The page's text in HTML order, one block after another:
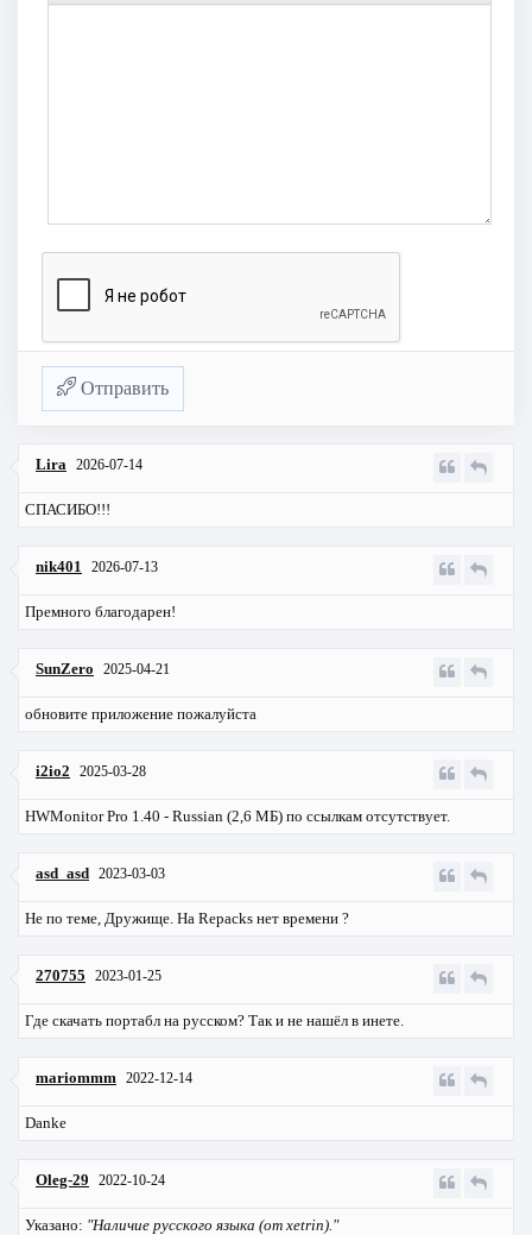
Отправить
Lira 2026-07-14
СПАСИБО!!!
nik401 2026-07-13
Премного благодарен!
SunZero 2025-04-21
обновите приложение пожалуйста
i2io2 2025-03-28
HWMonitor Pro 1.40 - Russian (2,6 МБ) по ссылкам отсутствует.
asd_asd 2023-03-03
Не по теме, Дружище. На Repacks нет времени ?
270755 2023-01-25
Где скачать портабл на русском? Так и не нашёл в инете.
mariommm 2022-12-14
Danke
Oleg-29 2022-10-24
Указано: "Наличие русского языка (от xetrin)."